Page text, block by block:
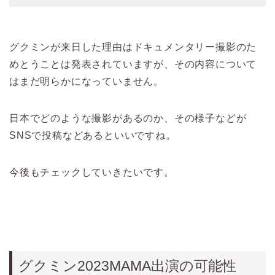
グクミンが来日した理由はドキュメンタリー撮影のた
めとうことは発表されていますが、その内容について
はまだ明らかになっていません。
日本でどのような撮影があるのか、その様子などが
SNSで投稿などあるといいですね。
今後もチェックしていきたいです。
グクミン2023MAMA出演の可能性